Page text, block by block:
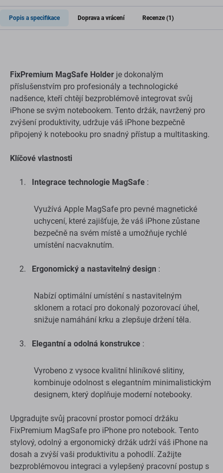
Popis a specifikace Doprava a vrácení Recenze (1)
FixPremium MagSafe Holder je dokonalým
příslušenstvím pro profesionály a technologické
nadšence, kteří chtějí bezproblémově integrovat svůj
iPhone se svým notebookem. Tento držák, navržený pro
zvýšení produktivity, udržuje váš iPhone bezpečně
připojený k notebooku pro snadný přístup a multitasking.
Klíčové vlastnosti
Integrace technologie MagSafe :
Využívá Apple MagSafe pro pevné magnetické
uchycení, které zajišťuje, že váš iPhone zůstane
bezpečně na svém místě a umožňuje rychlé
umístění nacvaknutím.
Ergonomický a nastavitelný design :
Nabízí optimální umístění s nastavitelným
sklonem a rotací pro dokonalý pozorovací úhel,
snižuje namáhání krku a zlepšuje držení těla.
Elegantní a odolná konstrukce :
Vyrobeno z vysoce kvalitní hliníkové slitiny,
kombinuje odolnost s elegantním minimalistickým
designem, který doplňuje moderní notebooky.
Upgradujte svůj pracovní prostor pomocí držáku
FixPremium MagSafe pro iPhone pro notebook. Tento
stylový, odolný a ergonomický držák udrží váš iPhone na
dosah a zvýší vaši produktivitu a pohodlí. Zažijte
bezproblémovou integraci a vylepšený pracovní postup s